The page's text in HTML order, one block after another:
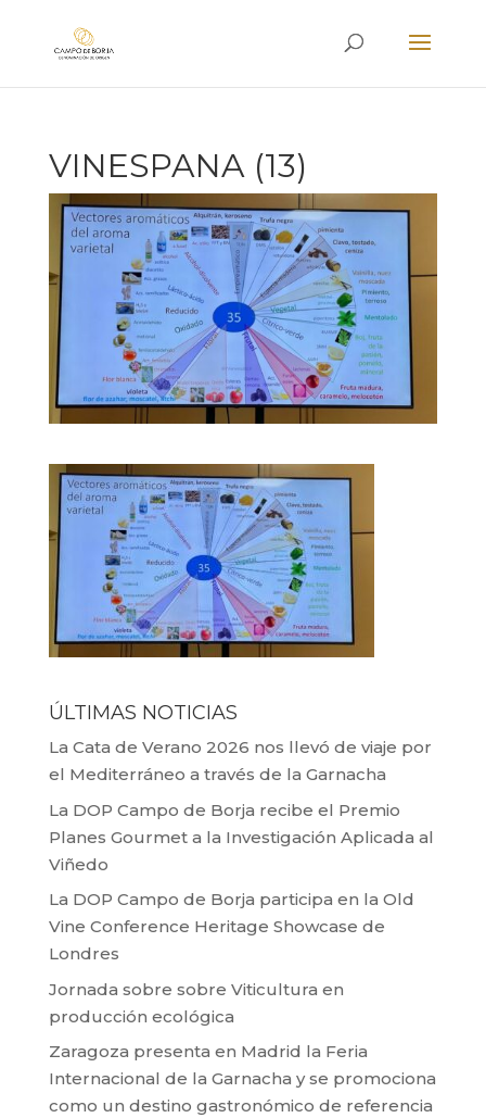
VINESPANA (13)
ÚLTIMAS NOTICIAS
La Cata de Verano 2026 nos llevó de viaje por
el Mediterráneo a través de la Garnacha
La DOP Campo de Borja recibe el Premio
Planes Gourmet a la Investigación Aplicada al
Viñedo
La DOP Campo de Borja participa en la Old
Vine Conference Heritage Showcase de
Londres
Jornada sobre sobre Viticultura en
producción ecológica
Zaragoza presenta en Madrid la Feria
Internacional de la Garnacha y se promociona
como un destino gastronómico de referencia